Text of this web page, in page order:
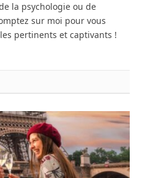
la psychologie ou de
sur moi pour vous
pertinents et captivants !